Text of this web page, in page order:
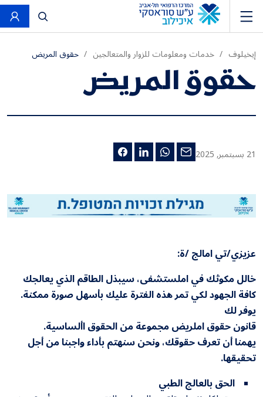
פתח
إيخيلوف خدمات ومعلومات للزوار والمتعالجين حقوق المريض
حقوق المريض
21 بسبتمبر, 2025
عزيزي/تي امالج /ة:
خالل مكوثك في املستشفى، سيبذل الطاقم الذي يعالجك
كافة الجهود لكي تمر هذه الفترة عليك بأسهل صورة ممكنة.
يوفر لك
قانون حقوق املريض مجموعة من الحقوق األساسية.
يهمنا أن تعرف حقوقك، ونحن سنهتم بأداء واجبنا من أجل
تحقيقها.
الحق بالعالج الطبي